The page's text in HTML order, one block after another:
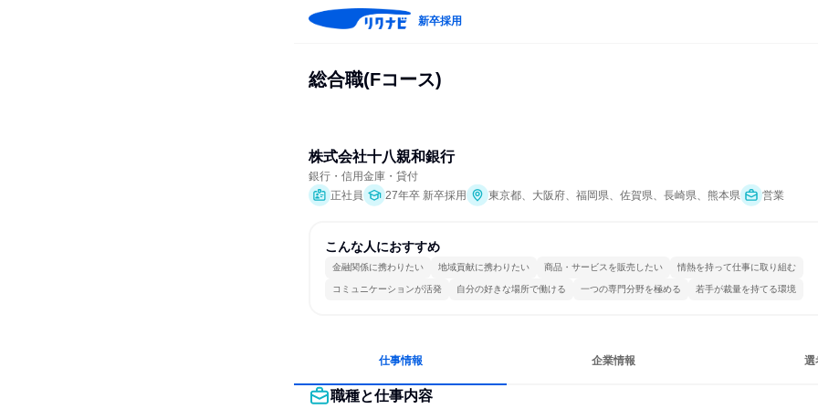
新卒採用
総合職(Fコース)
株式会社十八親和銀行
銀行・信用金庫・貸付
正社員
27年卒 新卒採用 東京都、大阪府、福岡県、佐賀県、長崎県、熊本県 営業
こんな人におすすめ
金融関係に携わりたい 地域貢献に携わりたい 商品・サービスを販売したい 情熱を持って仕事に取り組む
コミュニケーションが活発 自分の好きな場所で働ける 一つの専門分野を極める 若手が裁量を持てる環境
仕事情報 企業情報 選
職種と仕事内容